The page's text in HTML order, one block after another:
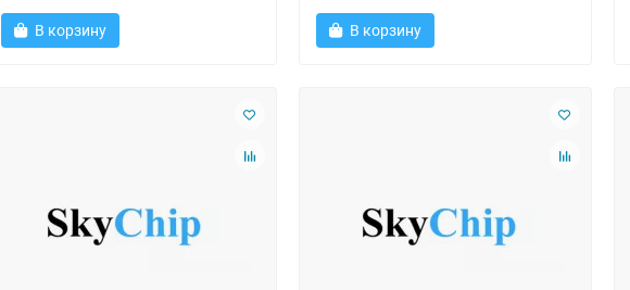
В корзину В корзину